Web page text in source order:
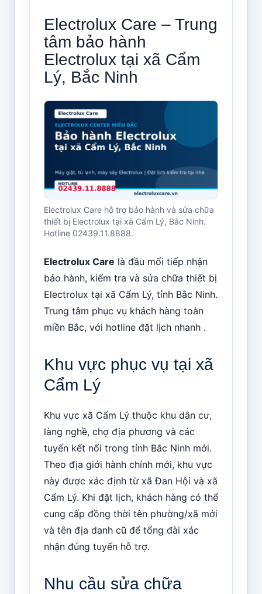
Electrolux Care – Trung
tâm bảo hành
Electrolux tại xã Cẩm
Lý, Bắc Ninh
Electrolux Care hỗ trợ bảo hành và sửa chữa
thiết bị Electrolux tại xã Cẩm Lý, Bắc Ninh.
Hotline 02439.11.8888.
Electrolux Care là đầu mối tiếp nhận
bảo hành, kiểm tra và sửa chữa thiết bị
Electrolux tại xã Cẩm Lý, tỉnh Bắc Ninh.
Trung tâm phục vụ khách hàng toàn
miền Bắc, với hotline đặt lịch nhanh .
Khu vực phục vụ tại xã
Cẩm Lý
Khu vực xã Cẩm Lý thuộc khu dân cư,
làng nghề, chợ địa phương và các
tuyến kết nối trong tỉnh Bắc Ninh mới.
Theo địa giới hành chính mới, khu vực
này được xác định từ xã Đan Hội và xã
Cẩm Lý. Khi đặt lịch, khách hàng có thể
cung cấp đồng thời tên phường/xã mới
và tên địa danh cũ để tổng đài xác
nhận đúng tuyến hỗ trợ.
Nhu cầu sửa chữa